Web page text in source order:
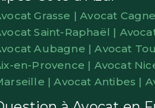
Grasse |Avocat
Saint-Raphaël |
Aubagne |Avocat
en-Provence | Avocat
|Avocat Antibes |